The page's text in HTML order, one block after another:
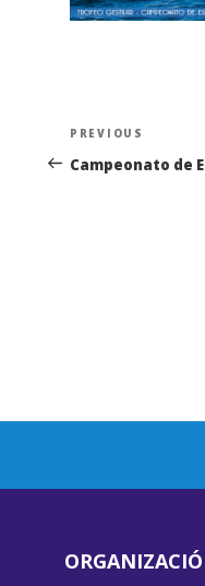
Navegación
de
Previous
Post
PREVIOUS
Campeonato de